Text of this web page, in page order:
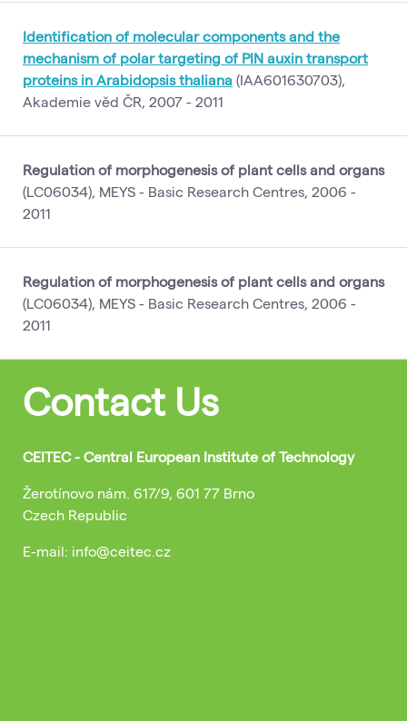
Identification of molecular components and the
mechanism of polar targeting of PIN auxin transport
proteins in Arabidopsis thaliana (IAA601630703),
Akademie věd ČR, 2007 - 2011
Regulation of morphogenesis of plant cells and organs
(LC06034), MEYS - Basic Research Centres, 2006 -
2011
Regulation of morphogenesis of plant cells and organs
(LC06034), MEYS - Basic Research Centres, 2006 -
2011
Contact Us
CEITEC - Central European Institute of Technology
Žerotínovo nám. 617/9, 601 77 Brno
Czech Republic
E-mail: info@ceitec.cz